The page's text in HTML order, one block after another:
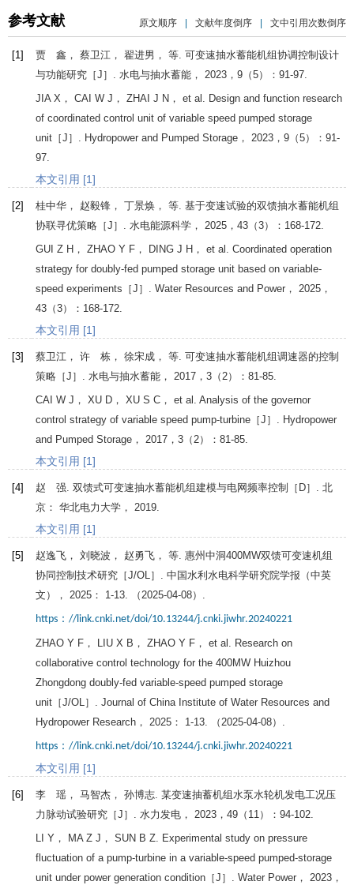
参考文献 原文顺序 文献年度倒序 文中引用次数倒序
[1]
贾 鑫， 蔡卫江， 翟进男， 等. 可变速抽水蓄能机组协调控制设计
与功能研究［J］. 水电与抽水蓄能 ， 2023 ， 9 （5）：91-97.
JIA X ， CAI W J ， ZHAI J N ， et al. Design and function research
of coordinated control unit of variable speed pumped storage
unit［J］. Hydropower and Pumped Storage ， 2023 ， 9 （5）：91-
97.
本文引用 [1]
[2]
桂中华， 赵毅锋， 丁景焕， 等. 基于变速试验的双馈抽水蓄能机组
协联寻优策略［J］. 水电能源科学 ， 2025 ， 43 （3）：168-172.
GUI Z H ， ZHAO Y F ， DING J H ， et al. Coordinated operation
strategy for doubly-fed pumped storage unit based on variable-
speed experiments［J］. Water Resources and Power ， 2025 ，
43 （3）：168-172.
本文引用 [1]
[3]
蔡卫江， 许 栋， 徐宋成， 等. 可变速抽水蓄能机组调速器的控制
策略［J］. 水电与抽水蓄能 ， 2017 ， 3 （2）：81-85.
CAI W J ， XU D ， XU S C ， et al. Analysis of the governor
control strategy of variable speed pump-turbine［J］. Hydropower
and Pumped Storage ， 2017 ， 3 （2）：81-85.
本文引用 [1]
[4]
赵 强. 双馈式可变速抽水蓄能机组建模与电网频率控制［D］. 北
京： 华北电力大学， 2019.
本文引用 [1]
[5]
赵逸飞， 刘晓波， 赵勇飞， 等. 惠州中洞400MW双馈可变速机组
协同控制技术研究［J/OL］. 中国水利水电科学研究院学报（中英
文）
， 2025 ： 1-13. （2025-04-08）.
https：//link.cnki.net/doi/10.13244/j.cnki.jiwhr.20240221
ZHAO Y F ， LIU X B ， ZHAO Y F ， et al. Research on
collaborative control technology for the 400MW Huizhou
Zhongdong doubly-fed variable-speed pumped storage
unit［J/OL］. Journal of China Institute of Water Resources and
Hydropower Research ， 2025 ： 1-13. （2025-04-08）.
https：//link.cnki.net/doi/10.13244/j.cnki.jiwhr.20240221
本文引用 [1]
[6]
李 瑶， 马智杰， 孙博志. 某变速抽蓄机组水泵水轮机发电工况压
力脉动试验研究［J］. 水力发电 ， 2023 ， 49 （11）：94-102.
LI Y ， MA Z J ， SUN B Z. Experimental study on pressure
fluctuation of a pump-turbine in a variable-speed pumped-storage
unit under power generation condition［J］. Water Power ， 2023 ，